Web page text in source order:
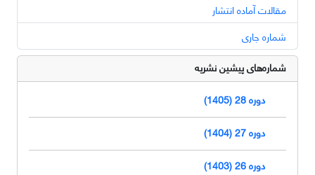
مقالات آماده انتشار
شماره جاری
شماره‌های پیشین نشریه
دوره 28 (1405)
دوره 27 (1404)
دوره 26 (1403)